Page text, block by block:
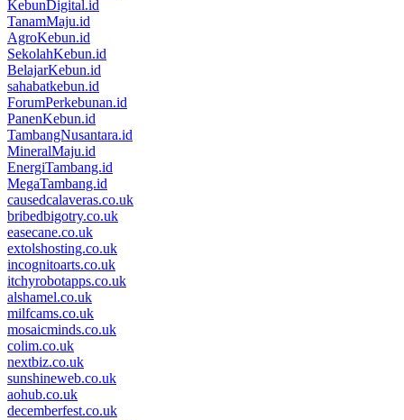
KebunDigital.id
TanamMaju.id
AgroKebun.id
SekolahKebun.id
BelajarKebun.id
sahabatkebun.id
ForumPerkebunan.id
PanenKebun.id
TambangNusantara.id
MineralMaju.id
EnergiTambang.id
MegaTambang.id
causedcalaveras.co.uk
bribedbigotry.co.uk
easecane.co.uk
extolshosting.co.uk
incognitoarts.co.uk
itchyrobotapps.co.uk
alshamel.co.uk
milfcams.co.uk
mosaicminds.co.uk
colim.co.uk
nextbiz.co.uk
sunshineweb.co.uk
aohub.co.uk
decemberfest.co.uk